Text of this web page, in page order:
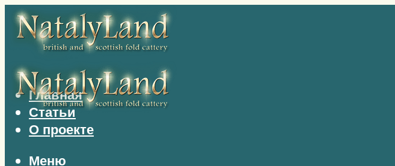
Главная
Статьи
О проекте
Меню